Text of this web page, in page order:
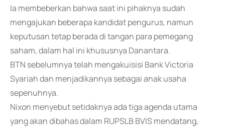
Ia membeberkan bahwa saat ini pihaknya sudah
mengajukan beberapa kandidat pengurus, namun
keputusan tetap berada di tangan para pemegang
saham, dalam hal ini khususnya Danantara.
BTN sebelumnya telah mengakuisisi Bank Victoria
Syariah dan menjadikannya sebagai anak usaha
sepenuhnya.
Nixon menyebut setidaknya ada tiga agenda utama
yang akan dibahas dalam RUPSLB BVIS mendatang,